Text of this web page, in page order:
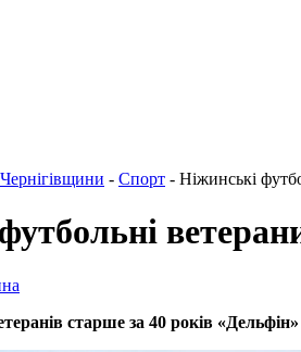
- Спорт - Ніжинські
старше за 40 років